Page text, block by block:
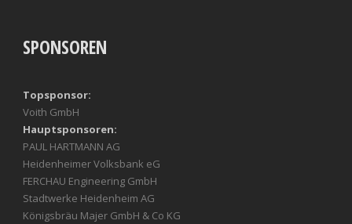
SPONSOREN
Topsponsor:
Voith GmbH
Hauptsponsoren:
PAUL HARTMANN AG
Heidenheimer Volksbank eG
FERCHAU Engineering GmbH
Stadtwerke Heidenheim AG
Königsbräu Majer GmbH & Co KG